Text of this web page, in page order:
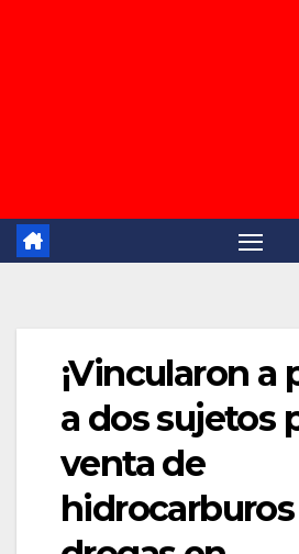
¡Vincularon a
a dos sujetos
venta de